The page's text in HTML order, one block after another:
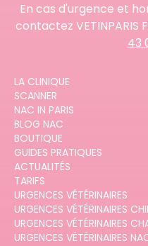
En cas d'urgence et
contactez VETINPARIS
43
LA CLINIQUE
SCANNER
NAC IN PARIS
BLOG NAC
BOUTIQUE
GUIDES PRATIQUES
ACTUALITÉS
TARIFS
URGENCES VÉTÉRINAIRES
URGENCES VÉTÉRINAIRES
URGENCES VÉTÉRINAIRES
URGENCES VÉTÉRINAIRES